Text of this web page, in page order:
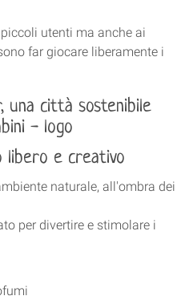
utenti ma anche ai
far giocare liberamente i
libero e creativo
naturale, all'ombra dei
per divertire e stimolare i